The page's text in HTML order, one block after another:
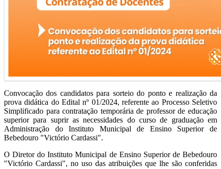
Convocação dos candidatos para sorteio do ponto e realização da
prova didática do Edital nº 01/2024, referente ao Processo Seletivo
Simplificado para contratação temporária de professor de educação
superior para suprir as necessidades do curso de graduação em
Administração do Instituto Municipal de Ensino Superior de
Bebedouro "Victório Cardassi".
O Diretor do Instituto Municipal de Ensino Superior de Bebedouro
"Victório Cardassi", no uso das atribuições que lhe são conferidas